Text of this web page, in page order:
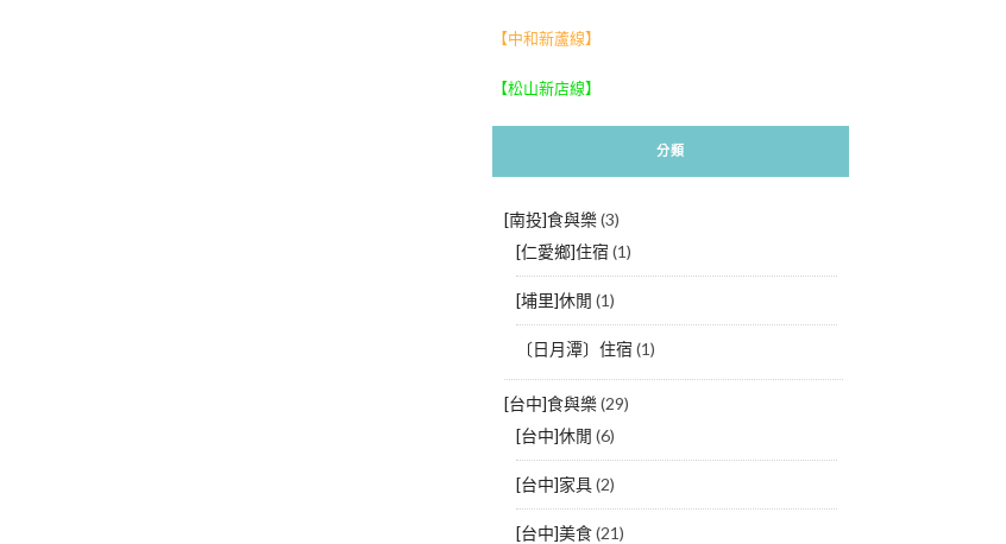
【中和新蘆線】
【松山新店線】
分類
[南投]食與樂(3)
[仁愛鄉]住宿 (1)
[埔里]休閒 (1)
〔日月潭〕住宿 (1)
[台中]食與樂(29)
[台中]休閒 (6)
[台中]家具(2)
[台中]美食(21)